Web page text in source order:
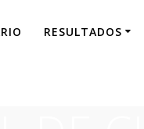
RESULTADOS